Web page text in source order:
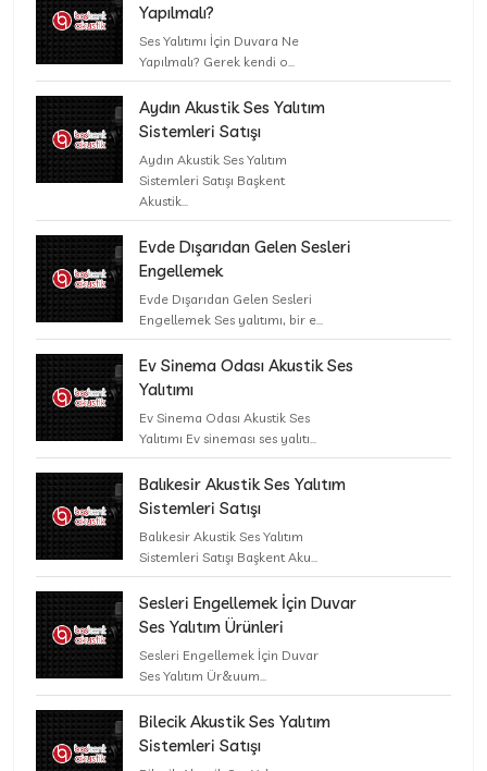
Yapılmalı?
Ses Yalıtımı İçin Duvara Ne
Yapılmalı? Gerek kendi o...
Aydın Akustik Ses Yalıtım
Sistemleri Satışı
Aydın Akustik Ses Yalıtım
Sistemleri Satışı Başkent
Akustik...
Evde Dışarıdan Gelen Sesleri
Engellemek
Evde Dışarıdan Gelen Sesleri
Engellemek Ses yalıtımı, bir e...
Ev Sinema Odası Akustik Ses
Yalıtımı
Ev Sinema Odası Akustik Ses
Yalıtımı Ev sineması ses yalıtı...
Balıkesir Akustik Ses Yalıtım
Sistemleri Satışı
Balıkesir Akustik Ses Yalıtım
Sistemleri Satışı Başkent Aku...
Sesleri Engellemek İçin Duvar
Ses Yalıtım Ürünleri
Sesleri Engellemek İçin Duvar
Ses Yalıtım Ür&uum...
Bilecik Akustik Ses Yalıtım
Sistemleri Satışı